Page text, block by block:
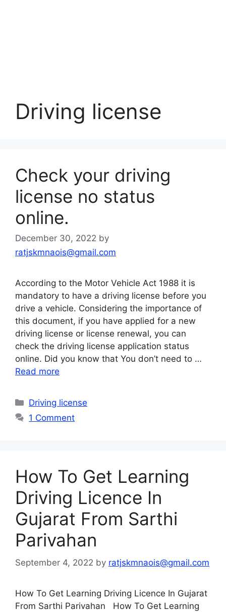
Driving license
Check your driving
license no status
online.
December 30, 2022 by
ratjskmnaois@gmail.com
According to the Motor Vehicle Act 1988 it is
mandatory to have a driving license before you
drive a vehicle. Considering the importance of
this document, if you have applied for a new
driving license or license renewal, you can
check the driving license application status
online. Did you know that You don’t need to …
Read more
Categories
Driving license
1 Comment
How To Get Learning
Driving Licence In
Gujarat From Sarthi
Parivahan
September 4, 2022 by ratjskmnaois@gmail.com
How To Get Learning Driving Licence In Gujarat
From Sarthi Parivahan How To Get Learning